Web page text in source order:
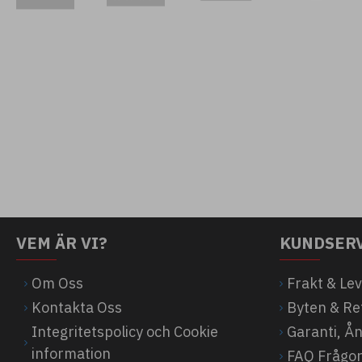
VEM ÄR VI?
Om Oss
Kontakta Oss
Integritetspolicy och Cookie
information
Frakt &
Byten &
Garanti,
FAQ